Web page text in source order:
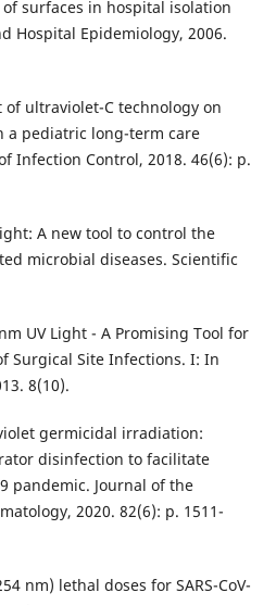
surfaces in hospital isolation
Hospital Epidemiology, 2006.
of ultraviolet-C technology on
a pediatric long-term care
Infection Control, 2018. 46(6): p.
A new tool to control the
microbial diseases. Scientific
UV Light - A Promising Tool for
Surgical Site Infections. I: In
8(10).
germicidal irradiation:
disinfection to facilitate
pandemic. Journal of the
2020. 82(6): p. 1511-
nm) lethal doses for SARS-CoV-